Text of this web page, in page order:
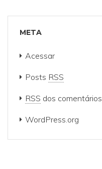
META
Acessar
Posts RSS
RSS dos comentários
WordPress.org